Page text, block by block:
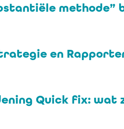
methode”
en
Quick fix: wat